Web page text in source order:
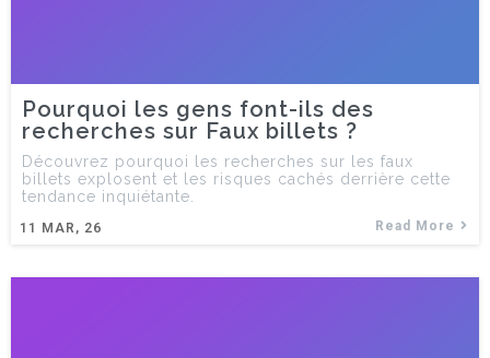
Pourquoi les gens font-ils des
recherches sur Faux billets ?
11 MAR, 26
Découvrez pourquoi les recherches sur les faux
billets explosent et les risques cachés derrière cette
tendance inquiétante.
Read More